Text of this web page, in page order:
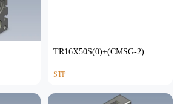
TR16X50S(0)+(CMSG-2)
STP